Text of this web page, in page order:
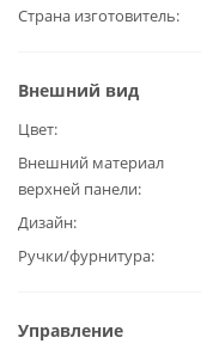
Страна изготовитель
Внешний вид
Цвет
Внешний материал
верхней панели
Дизайн
Ручки/фурнитура
Управление